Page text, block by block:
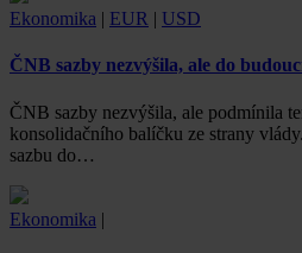
Ekonomika | EUR | USD
ČNB sazby nezvýšila, ale do
ČNB sazby nezvýšila, ale podmínila
konsolidačního balíčku ze strany
sazbu do…
Ekonomika |